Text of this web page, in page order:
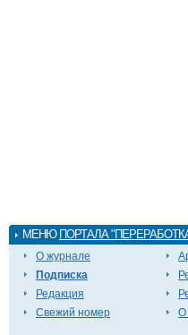
МЕНЮ ПОРТАЛА
О журнале
Подписка
Редакция
Свежий номер
О